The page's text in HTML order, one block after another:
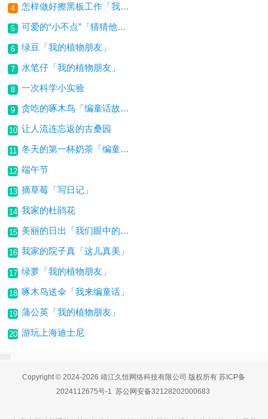
4 怎样做好擦黑板工作「我有一个想法」
5 可爱的“小不点”「猜猜他是谁」
6 绿豆「我的植物朋友」
7 水笔仔「我的植物朋友」
8 一次科学小实验
9 贪吃的啄木鸟「编童话故事」
10 让人流连忘返的古桑园
11 冬天的第一杯奶茶「编童话故事」
12 端午节
13 摘草莓「写日记」
14 我家的杜鹃花
15 美丽的日出「我们眼中的缤纷世界」
16 我家的院子真「这儿真美」
17 绿萝「我的植物朋友」
18 啄木鸟送伞「我来编童话」
19 蒲公英「我的植物朋友」
20 游玩上海迪士尼
Copyright © 2024-2026 靖江久恒网络科技有限公司 版权所有 苏ICP备
2024112675号-1 苏公网安备32128202000683